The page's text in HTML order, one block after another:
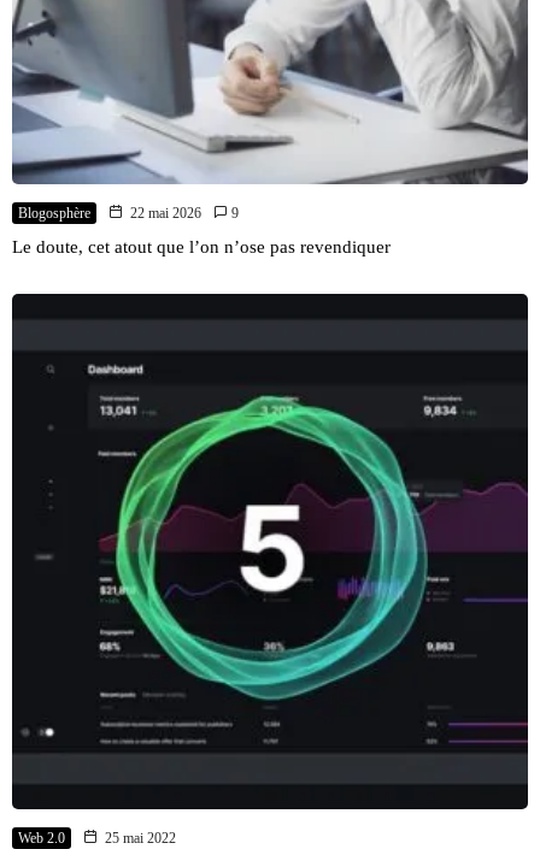
Blogosphère 22 mai 2026 9
Le doute, cet atout que l’on n’ose pas revendiquer
Web 2.0 25 mai 2022